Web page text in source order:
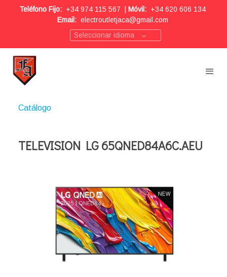
Teléfono Fijo: +34 974 115 567 Móvil: +34 620 606 134
Email: electroutletjaca@gmail.com
Seleccionar idioma
Catálogo
TELEVISION LG 65QNED84A6C.AEU